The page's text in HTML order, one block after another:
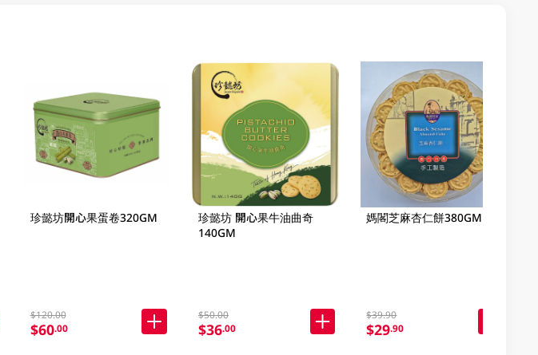
珍懿坊開心果蛋卷320GM
$120.00
$60.00
珍懿坊 開心果牛油曲奇
140GM
$50.00
$36.00
媽閣芝麻杏仁餅380GM
$39.90
$29.90